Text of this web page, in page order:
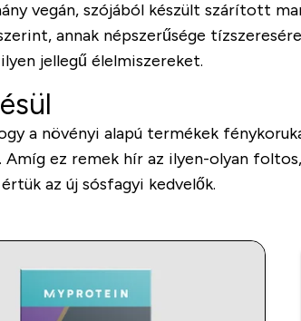
vegán, szójából készült szárított
annak népszerűsége
jellegű élelmiszereket.
a növényi alapú termékek
Amíg ez remek hír az ilyen-olyan
az új sósfagyi kedvelők.